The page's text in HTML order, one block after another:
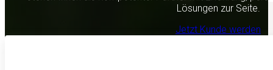
Lösungen zur Seite.
Jetzt Kunde werden